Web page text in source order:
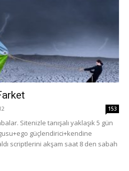
153
Sitenizle tanışalı yaklaşık 5 gün
güçlendirici+kendine
scriptlerini akşam saat 8 den sabah